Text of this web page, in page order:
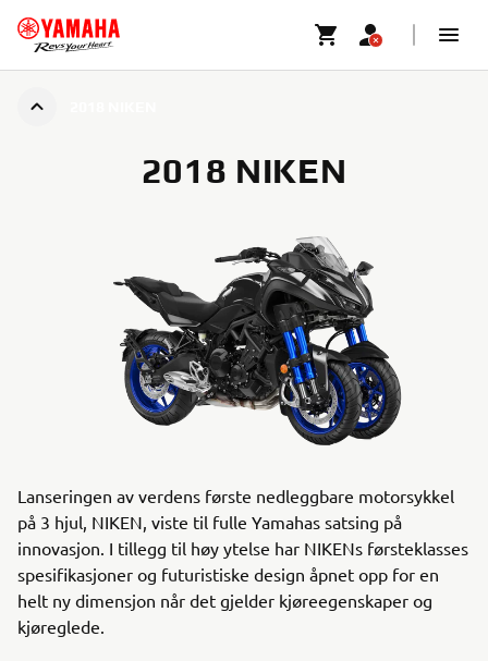
2018 NIKEN
Lanseringen av verdens første nedleggbare motorsykkel
på 3 hjul, NIKEN, viste til fulle Yamahas satsing på
innovasjon. I tillegg til høy ytelse har NIKENs førsteklasses
spesifikasjoner og futuristiske design åpnet opp for en
helt ny dimensjon når det gjelder kjøreegenskaper og
kjøreglede.